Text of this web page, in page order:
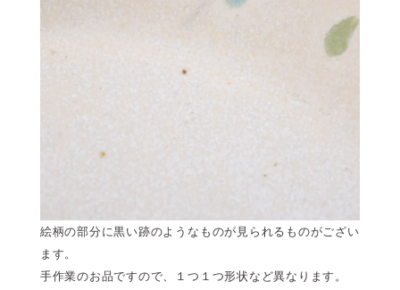
絵柄の部分に黒い跡のようなものが見られるものがござい
ます。
手作業のお品ですので、１つ１つ形状など異なります。